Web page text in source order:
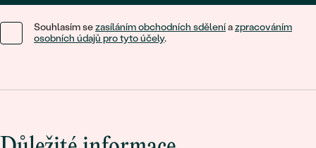
Souhlasím sezasíláním obchodních sděleníazpracováním
osobních údajů pro tyto účely.